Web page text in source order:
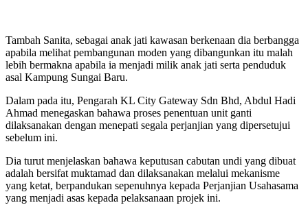
Tambah Sanita, sebagai anak jati kawasan berkenaan dia berbangga
apabila melihat pembangunan moden yang dibangunkan itu malah
lebih bermakna apabila ia menjadi milik anak jati serta penduduk
asal Kampung Sungai Baru.
Dalam pada itu, Pengarah KL City Gateway Sdn Bhd, Abdul Hadi
Ahmad menegaskan bahawa proses penentuan unit ganti
dilaksanakan dengan menepati segala perjanjian yang dipersetujui
sebelum ini.
Dia turut menjelaskan bahawa keputusan cabutan undi yang dibuat
adalah bersifat muktamad dan dilaksanakan melalui mekanisme
yang ketat, berpandukan sepenuhnya kepada Perjanjian Usahasama
yang menjadi asas kepada pelaksanaan projek ini.